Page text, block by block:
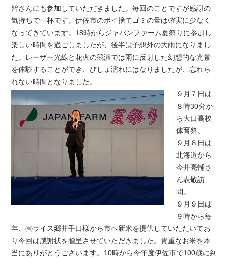
皆さんにも参加していただきました。毎回のことですが感謝の
気持ちで一杯です。伊佐市のポイ捨てゴミの量は確実に少なく
なってきています。18時からジャパンファーム夏祭りに参加し
楽しい時間を過ごしましたが、後半は予想外の大雨になりまし
た。レーザー光線と花火の競演では雨に反射した幻想的な光景
を体験することができ、びしょ濡れにはなりましたが、忘れら
れない時間となりました。
９月７日は
８時30分か
ら大口高校
体育祭。
９月８日は
北海道から
今井亮輔さ
ん表敬訪
問。
９月９日は
９時から毎
年、㈲ライス郷井手口様から市へ新米を提供していただいてお
り今回は感謝状を贈呈させていただきました。貴重なお米を本
当にありがとうございます。10時から今年度伊佐市で100歳に到